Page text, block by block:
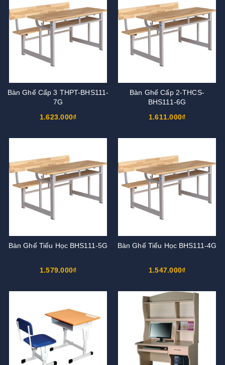
Bàn Ghế Cấp 3 THPT-BHS111-
7G
1.623.000₫
Bàn Ghế Cấp 2-THCS-
BHS111-6G
1.611.000₫
Bàn Ghế Tiểu Học BHS111-5G
1.579.000₫
Bàn Ghế Tiểu Học BHS111-4G
1.547.000₫